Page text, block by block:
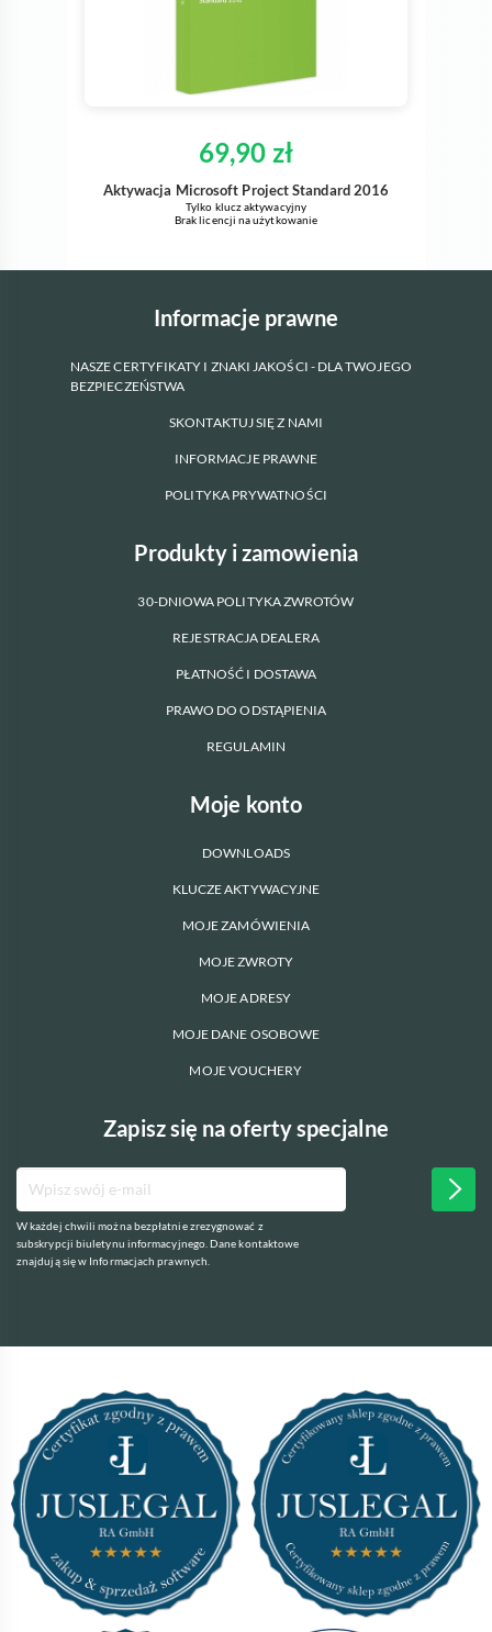
69,90 zł
Aktywacja Microsoft Project Standard 2016
Tylko klucz aktywacyjny
Brak licencji na użytkowanie
Informacje prawne
NASZE CERTYFIKATY I ZNAKI JAKOŚCI - DLA TWOJEGO
BEZPIECZEŃSTWA
SKONTAKTUJ SIĘ Z NAMI
INFORMACJE PRAWNE
POLITYKA PRYWATNOŚCI
Produkty i zamowienia
30-DNIOWA POLITYKA ZWROTÓW
REJESTRACJA DEALERA
PŁATNOŚĆ I DOSTAWA
PRAWO DO ODSTĄPIENIA
REGULAMIN
Moje konto
DOWNLOADS
KLUCZE AKTYWACYJNE
MOJE ZAMÓWIENIA
MOJE ZWROTY
MOJE ADRESY
MOJE DANE OSOBOWE
MOJE VOUCHERY
Zapisz się na oferty specjalne
W każdej chwili można bezpłatnie zrezygnować z
subskrypcji biuletynu informacyjnego. Dane kontaktowe
znajdują się w Informacjach prawnych.